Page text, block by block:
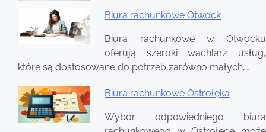
Biura rachunkowe Otwock
Biura rachunkowe w Otwocku
oferują szeroki wachlarz usług,
które są dostosowane do potrzeb zarówno małych,…
Biura rachunkowe Ostrołęka
Wybór odpowiedniego biura